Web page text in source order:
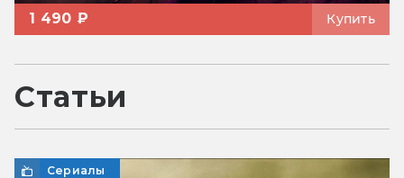
1 490 ₽ Купить
Статьи
Сериалы